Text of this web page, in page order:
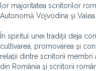
lor majoritatea scriitorilor
Autonomă Vojvodina şi
În spiritul unei tradiţii deja
cultivarea, promovarea şi
relaţii dintre scriitorii membri
din România şi scriitorii